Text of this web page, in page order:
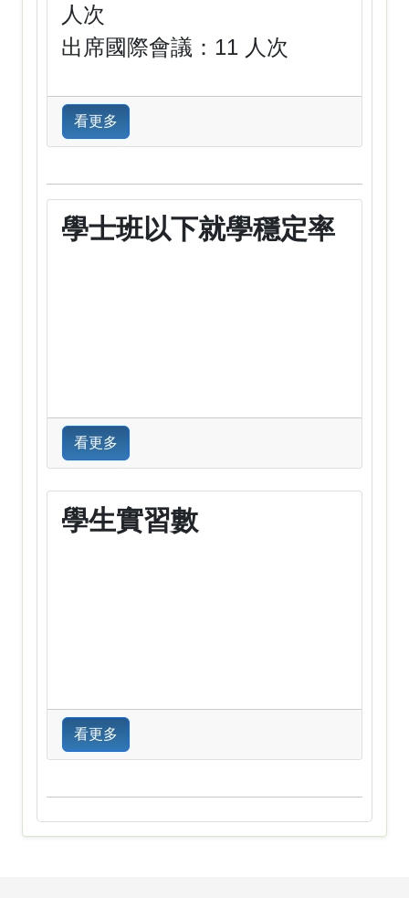
人次
出席國際會議：11 人次
看更多
學士班以下就學穩定率
看更多
學生實習數
看更多